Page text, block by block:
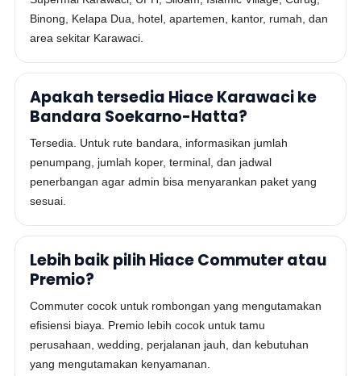
Binong, Kelapa Dua, hotel, apartemen, kantor, rumah, dan
area sekitar Karawaci.
Apakah tersedia Hiace Karawaci ke
Bandara Soekarno-Hatta?
Tersedia. Untuk rute bandara, informasikan jumlah
penumpang, jumlah koper, terminal, dan jadwal
penerbangan agar admin bisa menyarankan paket yang
sesuai.
Lebih baik pilih Hiace Commuter atau
Premio?
Commuter cocok untuk rombongan yang mengutamakan
efisiensi biaya. Premio lebih cocok untuk tamu
perusahaan, wedding, perjalanan jauh, dan kebutuhan
yang mengutamakan kenyamanan.